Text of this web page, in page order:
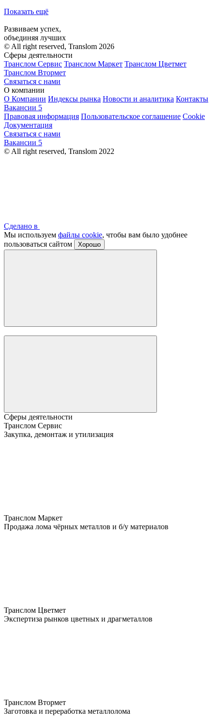
Показать ещё
Развиваем успех,
объединяя лучших
© All right reserved, Translom 2026
Сферы деятельности
Транслом Сервис Транслом Маркет Транслом Цветмет
Транслом Втормет
Связаться с нами
О компании
О Компании Индексы рынка Новости и аналитика Контакты
Вакансии 5
Правовая информация Пользовательское соглашение Cookie
Документация
Связаться с нами
Вакансии 5
© All right reserved, Translom 2022
Сделано в
Мы используем файлы cookie, чтобы вам было удобнее
пользоваться сайтом
Хорошо
Сферы деятельности
Транслом Сервис
Закупка, демонтаж и утилизация
Транслом Маркет
Продажа лома чёрных металлов и б/у материалов
Транслом Цветмет
Экспертиза рынков цветных и драгметаллов
Транслом Втормет
Заготовка и переработка металлолома